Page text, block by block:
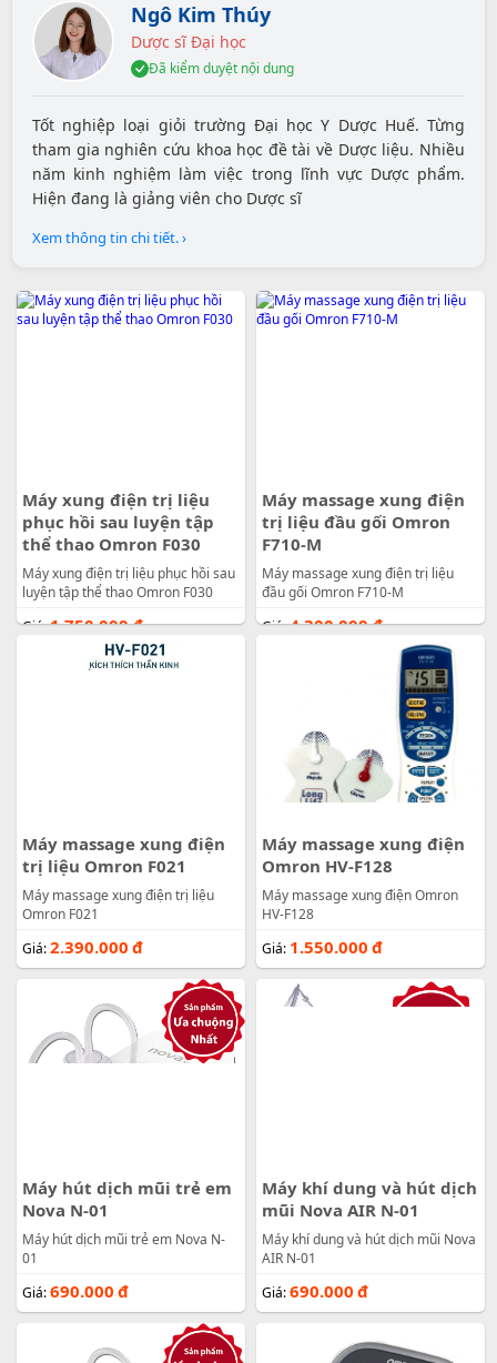
Ngô Kim Thúy
Dược sĩ Đại học
Đã kiểm duyệt nội dung
Tốt nghiệp loại giỏi trường Đại học Y Dược Huế. Từng
tham gia nghiên cứu khoa học đề tài về Dược liệu. Nhiều
năm kinh nghiệm làm việc trong lĩnh vực Dược phẩm.
Hiện đang là giảng viên cho Dược sĩ
Xem thông tin chi tiết. ›
Máy xung điện trị liệu
phục hồi sau luyện tập
thể thao Omron F030
Máy xung điện trị liệu phục hồi sau
luyện tập thể thao Omron F030
Giá:1.750.000đ
Máy massage xung điện
trị liệu đầu gối Omron
F710-M
Máy massage xung điện trị liệu
đầu gối Omron F710-M
Giá:4.300.000đ
Máy massage xung điện
trị liệu Omron F021
Máy massage xung điện trị liệu
Omron F021
Giá:2.390.000 đ
Máy massage xung điện
Omron HV-F128
Máy massage xung điện Omron
HV-F128
Giá: 1.550.000 đ
Máy hút dịch mũi trẻ em
Nova N-01
Máy hút dịch mũi trẻ em Nova N-
01
Giá:690.000 đ
Máy khí dung và hút dịch
mũi Nova AIR N-01
Máy khí dung và hút dịch mũi Nova
AIR N-01
Giá:690.000 đ